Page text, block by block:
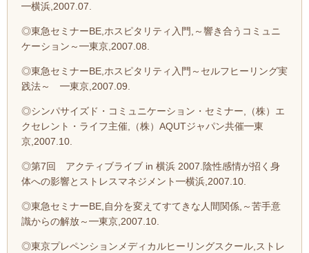
━横浜,2007.07.
◎東急セミナーBE,ホスピタリティ入門,～響き合うコミュニ
ケーション～━東京,2007.08.
◎東急セミナーBE,ホスピタリティ入門～セルフヒーリング実
践法～ ━東京,2007.09.
◎シンパサイズド・コミュニケーション・セミナー,（株）エ
クセレント・ライフ主催,（株）AQUTジャパン共催━東
京,2007.10.
◎第7回 アクティブライブ in 横浜 2007.陰性感情が招く身
体への影響とストレスマネジメント━横浜,2007.10.
◎東急セミナーBE,自分を変えてすてきな人間関係,～苦手意
識からの解放～━東京,2007.10.
◎東京プレペンションメディカルヒーリングスクール,ストレ